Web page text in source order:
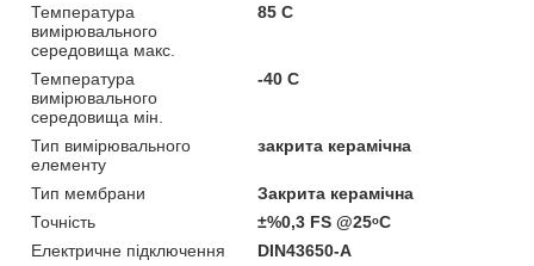
Температура
вимірювального
середовища макс.
85 С
Температура
вимірювального
середовища мін.
-40 С
Тип вимірювального
елементу
закрита керамічна
Тип мембрани
Закрита керамічна
Точність
±%0,3 FS @25ᵒC
Електричне підключення
DIN43650-A